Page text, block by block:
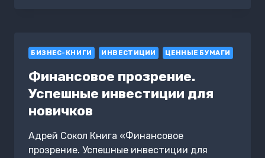
РОССИИ
БИЗНЕС-КНИГИ ИНВЕСТИЦИИ ЦЕННЫЕ БУМАГИ
Финансовое прозрение.
Успешные инвестиции для
новичков
Адрей Сокол Книга «Финансовое
прозрение. Успешные инвестиции для